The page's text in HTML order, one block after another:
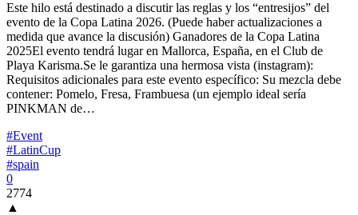
Este hilo está destinado a discutir las reglas y los “entresijos” del
evento de la Copa Latina 2026. (Puede haber actualizaciones a
medida que avance la discusión) Ganadores de la Copa Latina
2025El evento tendrá lugar en Mallorca, España, en el Club de
Playa Karisma.Se le garantiza una hermosa vista (instagram):
Requisitos adicionales para este evento específico: Su mezcla debe
contener: Pomelo, Fresa, Frambuesa (un ejemplo ideal sería
PINKMAN de…
#Event
#LatinCup
#spain
0
2774
▲